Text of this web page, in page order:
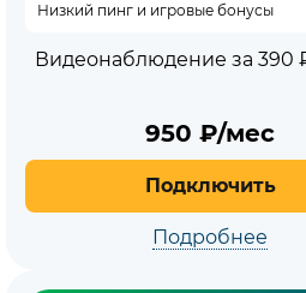
Низкий пинг и игровые бонусы
Видеонаблюдение за 390
950 ₽/мес
Подключить
Подробнее